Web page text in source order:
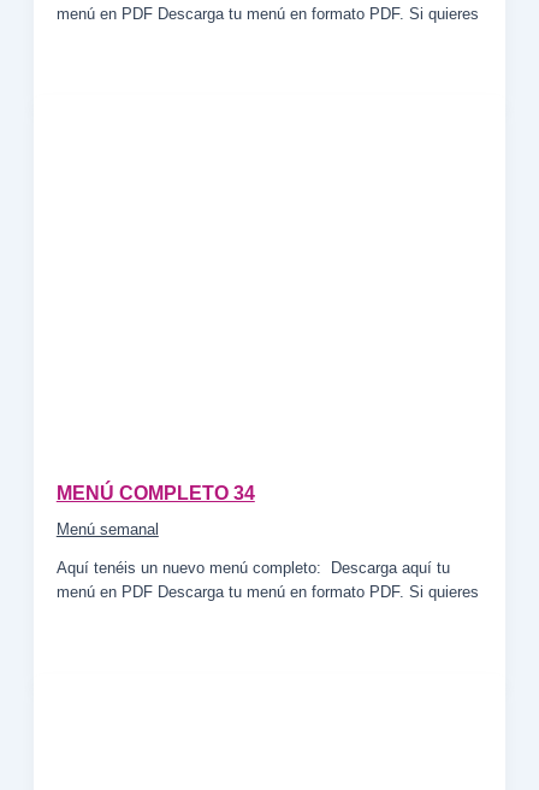
menú en PDF Descarga tu menú en formato PDF. Si quieres
MENÚ COMPLETO 34
Menú semanal
Aquí tenéis un nuevo menú completo: Descarga aquí tu
menú en PDF Descarga tu menú en formato PDF. Si quieres